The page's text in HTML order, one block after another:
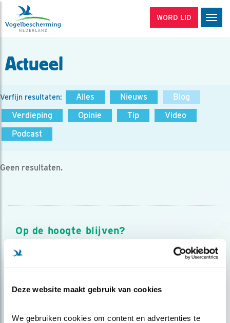
Deze website maakt gebruik van cookies
We gebruiken cookies om content en advertenties te
WORD LID
Actueel
Verfijn resultaten: Alles Nieuws
Blog
Verdieping
Opinie Tip
Video
Podcast
Geen resultaten.
Op de hoogte blijven?
Meld je aan en ontvang nieuws, inspiratie, acties en tips
over vogels en activiteiten van Vogelbescherming.